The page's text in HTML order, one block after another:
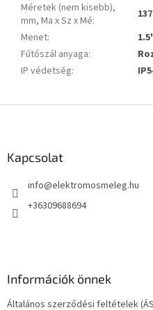
Méretek (nem kisebb),
mm, Ma x Sz x Mé:
Menet:
Fűtőszál anyaga:
IP védetség:
Kapcsolat
info@elektromosmeleg.hu
+36309688694
Információk önnek
Általános szerződési feltételek